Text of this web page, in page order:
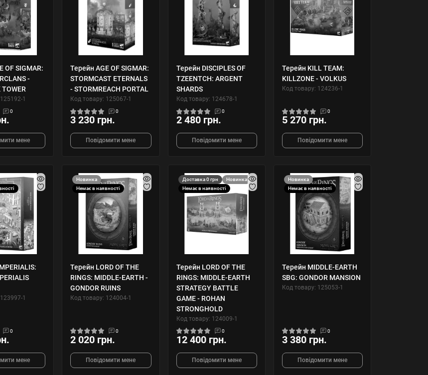
OF SIGMAR:
-
TOWER
1
0
мене
Терейн AGE OF SIGMAR:
STORMCAST ETERNALS
- STORMREACH PORTAL
Код товару: 125067-1
0
3 230 грн.
Повідомити мене
Терейн DISCIPLES OF
TZEENTCH: ARGENT
SHARDS
Код товару: 124678-1
0
2 480 грн.
Повідомити мене
Терейн KILL TEAM:
KILLZONE - VOLKUS
Код товару: 124236-1
0
5 270 грн.
Повідомити мене
1
0
мене
Новинка
Немає в наявності
Терейн LORD OF THE
RINGS: MIDDLE-EARTH -
GONDOR RUINS
Код товару: 124004-1
0
2 020 грн.
Повідомити мене
Доставка 0 грн
Новинка
Немає в наявності
Терейн LORD OF THE
RINGS: MIDDLE-EARTH
STRATEGY BATTLE
GAME - ROHAN
STRONGHOLD
Код товару: 124009-1
0
12 400 грн.
Повідомити мене
Новинка
Немає в наявності
Терейн MIDDLE-EARTH
SBG: GONDOR MANSION
Код товару: 125053-1
0
3 380 грн.
Повідомити мене